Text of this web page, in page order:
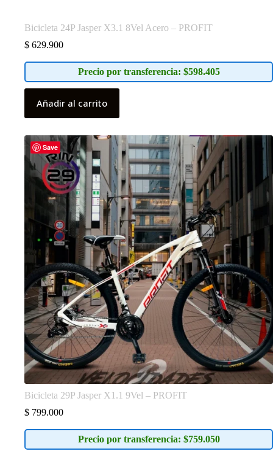
Bicicleta 24P Jasper X3.1 8Vel Acero – PROFIT
$ 629.900
Precio por transferencia: $598.405
Añadir al carrito
Save
Bicicleta 29P Jasper X1.1 9Vel – PROFIT
$ 799.000
Precio por transferencia: $759.050